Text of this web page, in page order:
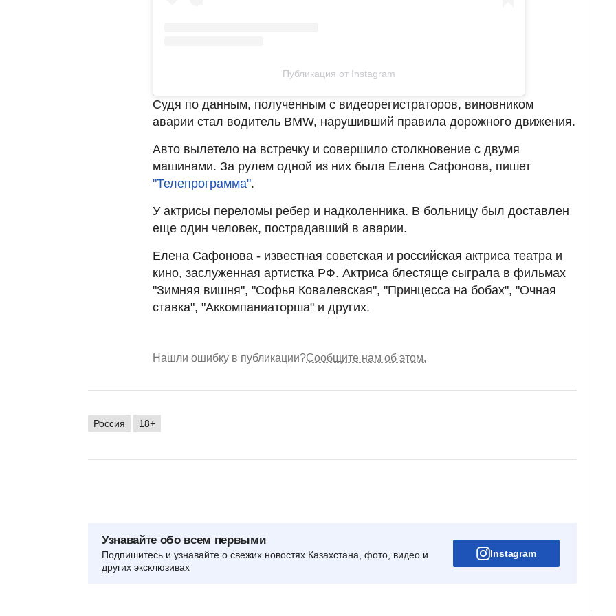
Публикация от Instagram
Судя по данным, полученным с видеорегистраторов, виновником
аварии стал водитель BMW, нарушивший правила дорожного движения.
Авто вылетело на встречку и совершило столкновение с двумя
машинами. За рулем одной из них была Елена Сафонова, пишет
"Телепрограмма".
У актрисы переломы ребер и надколенника. В больницу был доставлен
еще один человек, пострадавший в аварии.
Елена Сафонова - известная советская и российская актриса театра и
кино, заслуженная артистка РФ. Актриса блестяще сыграла в фильмах
"Зимняя вишня", "Софья Ковалевская", "Принцесса на бобах", "Очная
ставка", "Аккомпаниаторша" и других.
Нашли ошибку в публикации?Сообщите нам об этом.
Россия 18+
Узнавайте обо всем первыми
Подпишитесь и узнавайте о свежих новостях Казахстана, фото, видео и
других эксклюзивах
Instagram